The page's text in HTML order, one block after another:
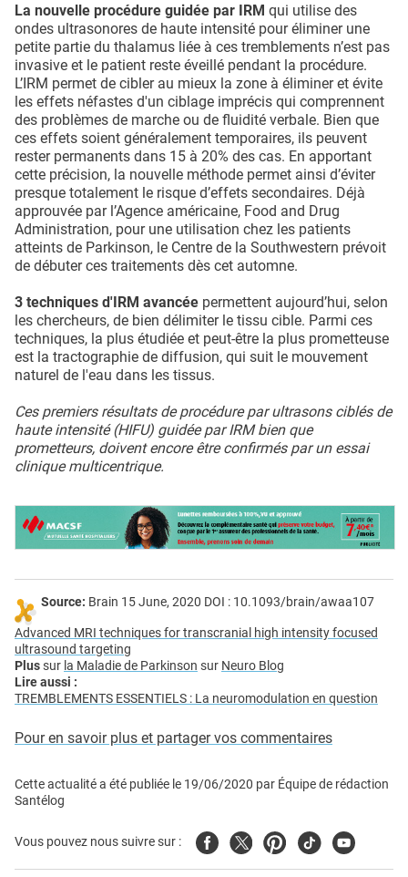
La nouvelle procédure guidée par IRM qui utilise des
ondes ultrasonores de haute intensité pour éliminer une
petite partie du thalamus liée à ces tremblements n’est pas
invasive et le patient reste éveillé pendant la procédure.
L’IRM permet de cibler au mieux la zone à éliminer et évite
les effets néfastes d'un ciblage imprécis qui comprennent
des problèmes de marche ou de fluidité verbale. Bien que
ces effets soient généralement temporaires, ils peuvent
rester permanents dans 15 à 20% des cas. En apportant
cette précision, la nouvelle méthode permet ainsi d’éviter
presque totalement le risque d’effets secondaires. Déjà
approuvée par l’Agence américaine, Food and Drug
Administration, pour une utilisation chez les patients
atteints de Parkinson, le Centre de la Southwestern prévoit
de débuter ces traitements dès cet automne.
3 techniques d'IRM avancée permettent aujourd’hui, selon
les chercheurs, de bien délimiter le tissu cible. Parmi ces
techniques, la plus étudiée et peut-être la plus prometteuse
est la tractographie de diffusion, qui suit le mouvement
naturel de l'eau dans les tissus.
Ces premiers résultats de procédure par ultrasons ciblés de
haute intensité (HIFU) guidée par IRM bien que
prometteurs, doivent encore être confirmés par un essai
clinique multicentrique.
Source: Brain 15 June, 2020 DOI : 10.1093/brain/awaa107
Advanced MRI techniques for transcranial high intensity focused
ultrasound targeting
Plussur la Maladie de Parkinson sur Neuro Blog
Lire aussi :
TREMBLEMENTS ESSENTIELS : La neuromodulation en question
Pour en savoir plus et partager vos commentaires
Cette actualité a été publiée le 19/06/2020 par Équipe de rédaction
Santélog
Vous pouvez nous suivre sur : FacebookTwitterPinterest
TiktokYoutube